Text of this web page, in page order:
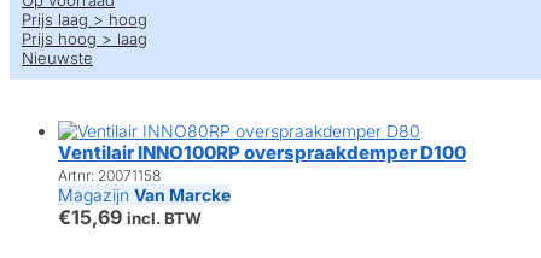
Prijs laag > hoog
Prijs hoog > laag
Nieuwste
Ventilair INNO100RP overspraakdemper D100
Artnr: 20071158
Magazijn Van Marcke
€15,69 incl. BTW